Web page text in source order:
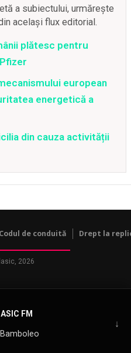
FM
↓
a subiectului, urmărește
același flux editorial.
plătesc pentru
european
energetică a
din cauza activității
Codul de conduită Drept la
2026